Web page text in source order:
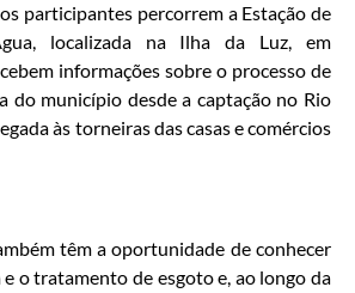
participantes percorrem a Estação de
localizada na Ilha da Luz, em
informações sobre o processo de
do município desde a captação no Rio
às torneiras das casas e comércios
têm a oportunidade de conhecer
e o tratamento de esgoto e, ao longo da